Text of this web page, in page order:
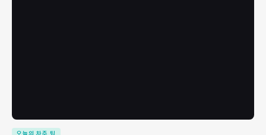
오늘의 차주 팁